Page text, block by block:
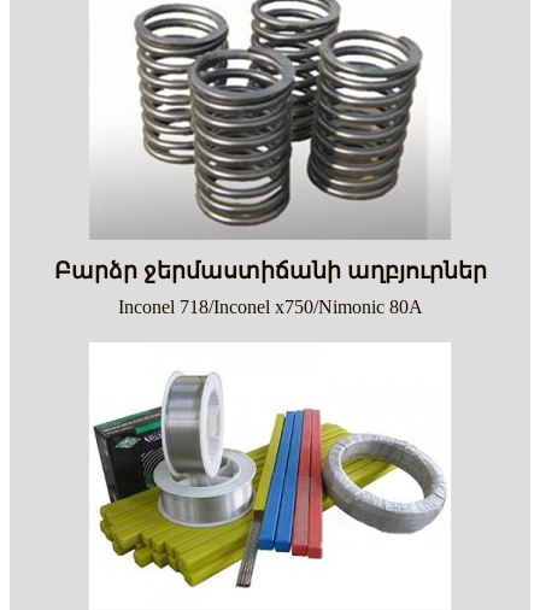
Բարձր ջերմաստիճանի աղբյուրներ
Inconel 718/Inconel x750/Nimonic 80A